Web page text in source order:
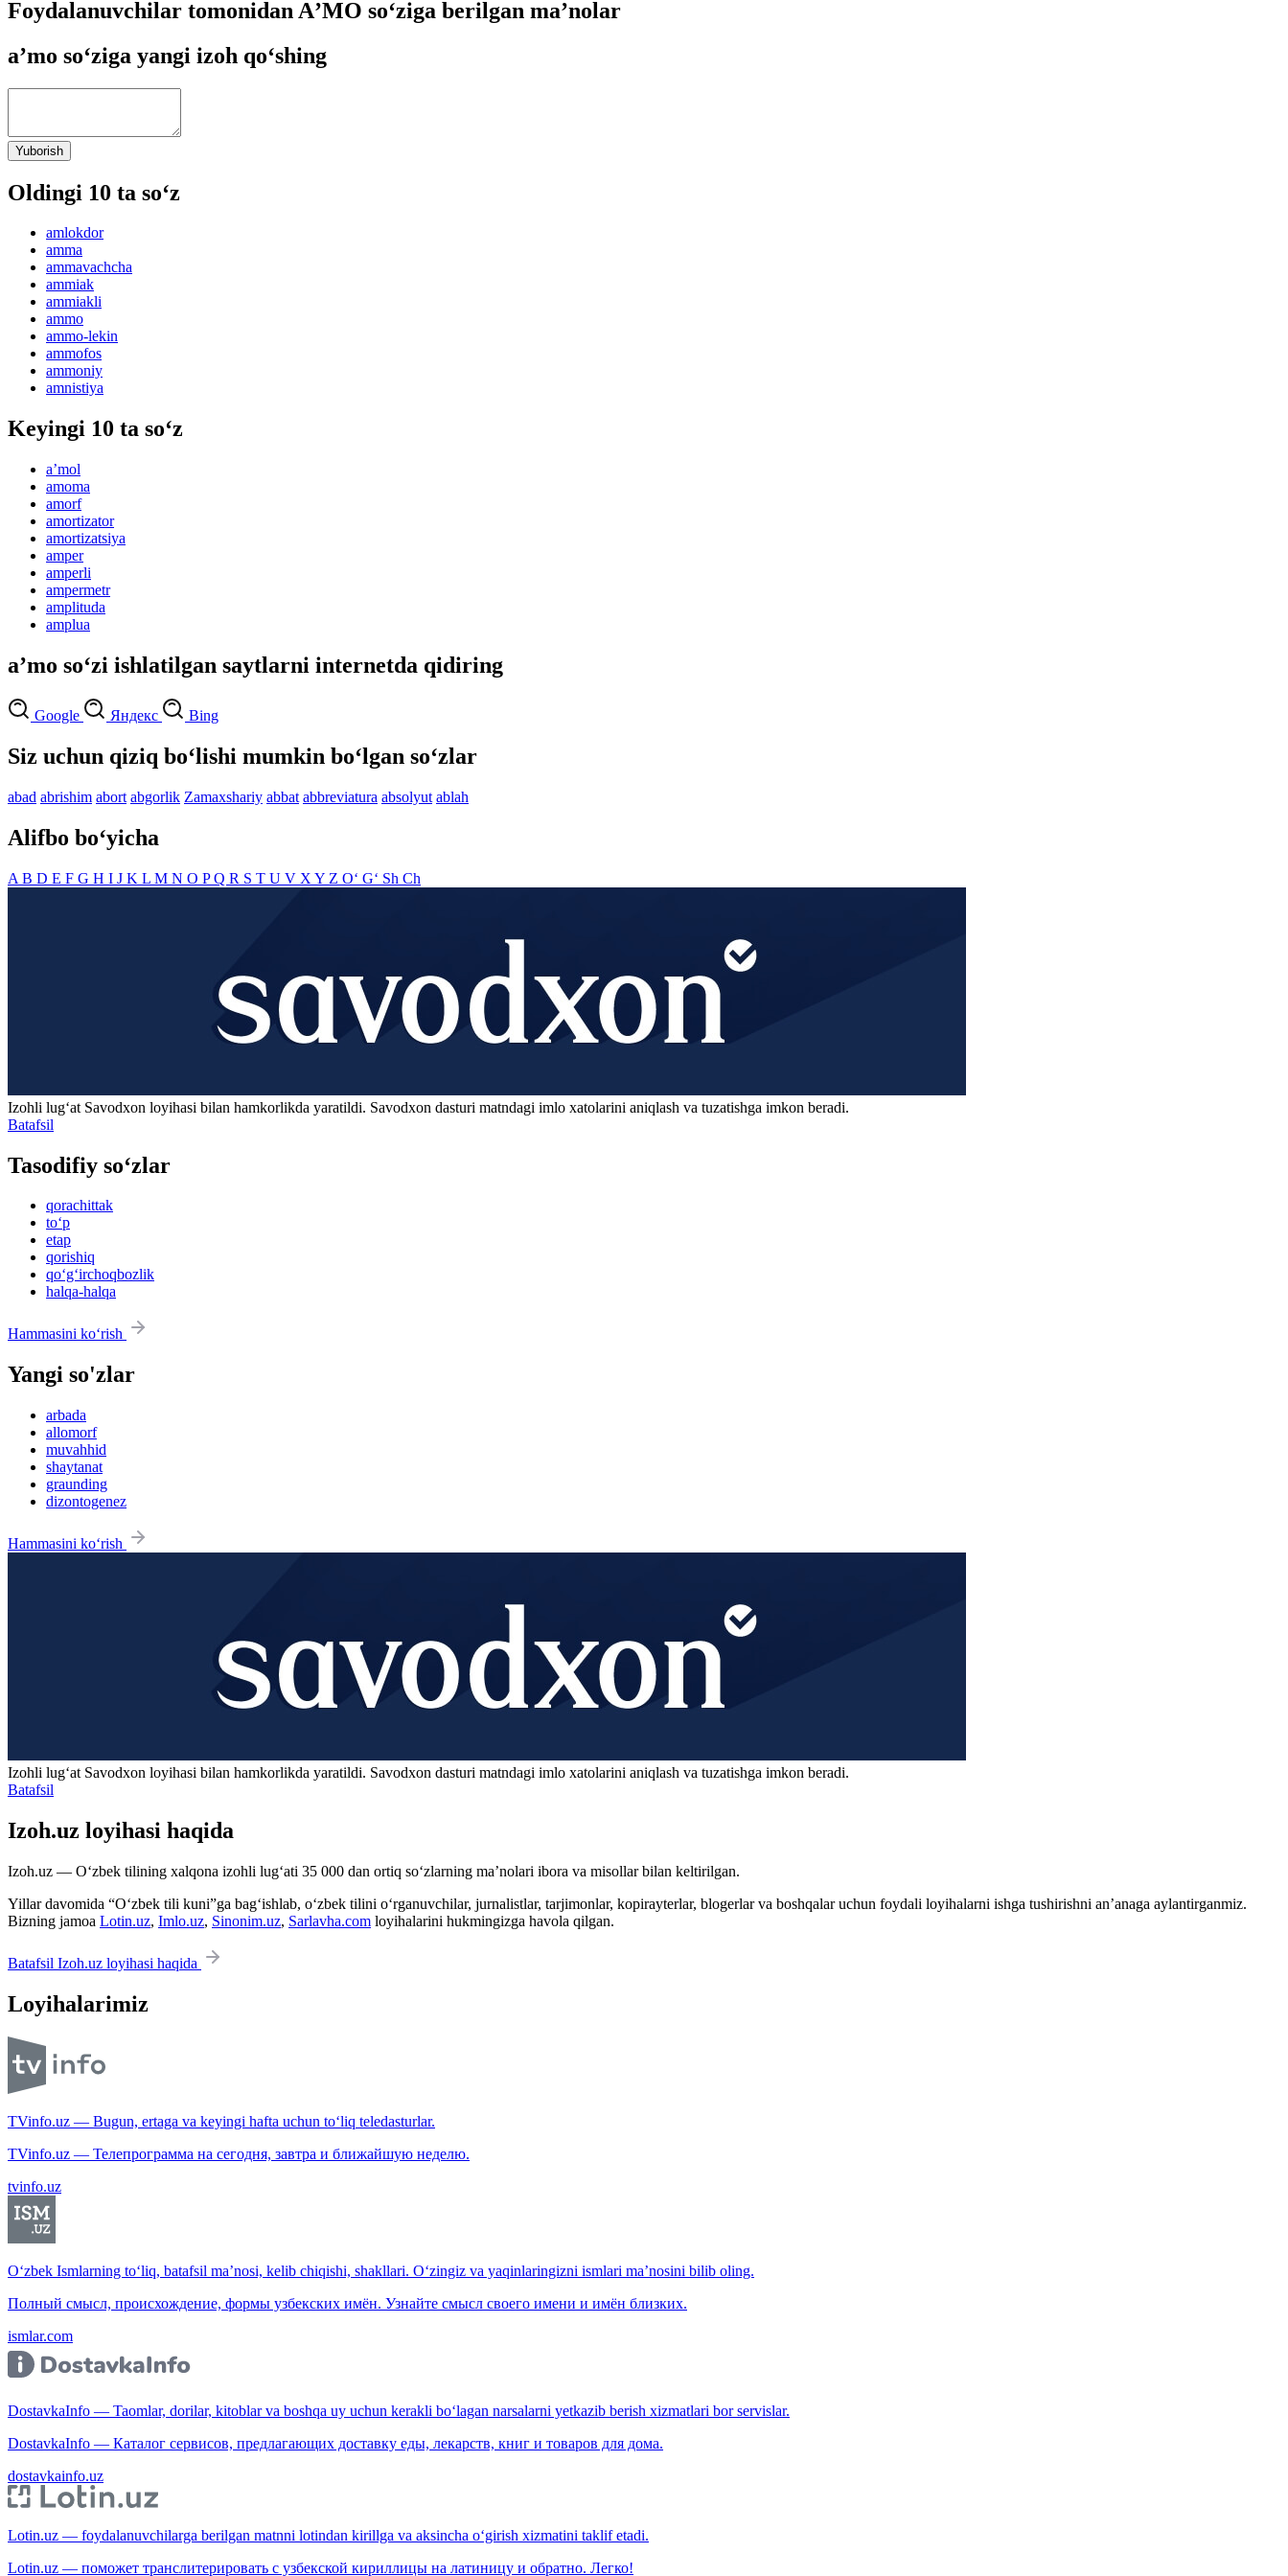
Foydalanuvchilar tomonidan AʼMO so‘ziga berilgan ma’nolar
aʼmo so‘ziga yangi izoh qo‘shing
Yuborish
Oldingi 10 ta so‘z
amlokdor
amma
ammavachcha
ammiak
ammiakli
ammo
ammo-lekin
ammofos
ammoniy
amnistiya
Keyingi 10 ta so‘z
aʼmol
amoma
amorf
amortizator
amortizatsiya
amper
amperli
ampermetr
amplituda
amplua
aʼmo so‘zi ishlatilgan saytlarni internetda qidiring
Google Яндекс Bing
Siz uchun qiziq bo‘lishi mumkin bo‘lgan so‘zlar
abad abrishim abort abgorlik Zamaxshariy abbat abbreviatura absolyut ablah
Alifbo bo‘yicha
A B D E F G H I J K L M N O PQ R S T U V X Y Z O‘ G‘ Sh Ch
Izohli lugʻat Savodxon loyihasi bilan hamkorlikda yaratildi. Savodxon dasturi matndagi imlo xatolarini aniqlash va tuzatishga imkon beradi.
Batafsil
Tasodifiy so‘zlar
qorachittak
to‘p
etap
qorishiq
qo‘g‘irchoqbozlik
halqa-halqa
Hammasini ko‘rish
Yangi so'zlar
arbada
allomorf
muvahhid
shaytanat
graunding
dizontogenez
Hammasini ko‘rish
Izohli lugʻat Savodxon loyihasi bilan hamkorlikda yaratildi. Savodxon dasturi matndagi imlo xatolarini aniqlash va tuzatishga imkon beradi.
Batafsil
Izoh.uz loyihasi haqida
Izoh.uz — O‘zbek tilining xalqona izohli lug‘ati 35 000 dan ortiq so‘zlarning ma’nolari ibora va misollar bilan keltirilgan.
Yillar davomida “O‘zbek tili kuni”ga bag‘ishlab, o‘zbek tilini o‘rganuvchilar, jurnalistlar, tarjimonlar, kopirayterlar, blogerlar va boshqalar uchun foydali loyihalarni ishga tushirishni an’anaga aylantirganmiz.
Bizning jamoa Lotin.uz, Imlo.uz, Sinonim.uz, Sarlavha.com loyihalarini hukmingizga havola qilgan.
Batafsil Izoh.uz loyihasi haqida
Loyihalarimiz
TVinfo.uz — Bugun, ertaga va keyingi hafta uchun to‘liq teledasturlar.
TVinfo.uz — Телепрограмма на сегодня, завтра и ближайшую неделю.
tvinfo.uz
O‘zbek Ismlarning to‘liq, batafsil ma’nosi, kelib chiqishi, shakllari. O‘zingiz va yaqinlaringizni ismlari ma’nosini bilib oling.
Полный смысл, происхождение, формы узбекских имён. Узнайте смысл своего имени и имён близких.
ismlar.com
DostavkaInfo — Taomlar, dorilar, kitoblar va boshqa uy uchun kerakli bo‘lagan narsalarni yetkazib berish xizmatlari bor servislar.
DostavkaInfo — Каталог сервисов, предлагающих доставку еды, лекарств, книг и товаров для дома.
dostavkainfo.uz
Lotin.uz — foydalanuvchilarga berilgan matnni lotindan kirillga va aksincha o‘girish xizmatini taklif etadi.
Lotin.uz — поможет транслитерировать с узбекской кириллицы на латиницу и обратно. Легко!